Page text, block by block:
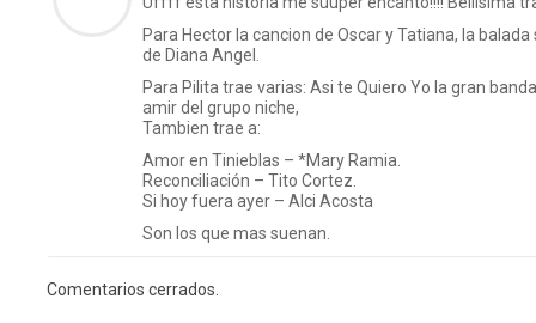
Para Hector la cancion de Oscar y Tatiana, la
de Diana Angel.
Para Pilita trae varias: Asi te Quiero Yo la gran
amir del grupo niche,
Tambien trae a:
Amor en Tinieblas – *Mary Ramia.
Reconciliación – Tito Cortez.
Si hoy fuera ayer – Alci Acosta
Son los que mas suenan.
Comentarios cerrados.